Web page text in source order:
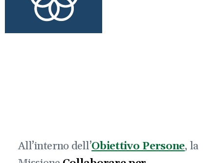
All’interno dell’Obiettivo Persone, la